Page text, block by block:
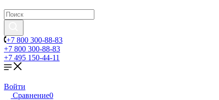
+7 800 300-88-83
+7 800 300-88-83
+7 495 150-44-11
Войти
Сравнение0